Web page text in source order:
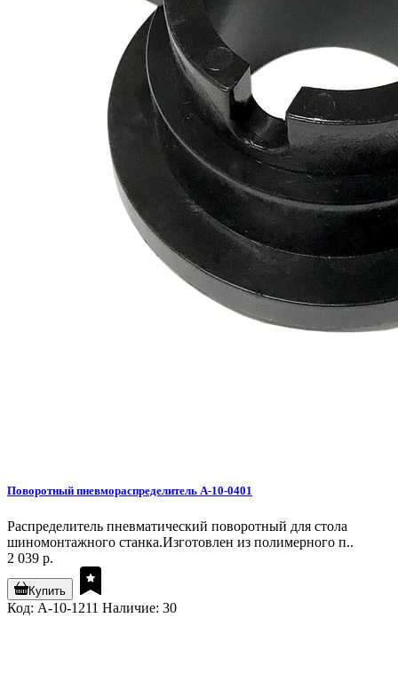
Поворотный пневмораспределитель A-10-0401
Распределитель пневматический поворотный для стола
шиномонтажного станка.Изготовлен из полимерного п..
2 039 р.
Купить
Код: A-10-1211 Наличие: 30